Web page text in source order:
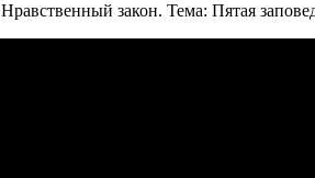
Нравственный закон. Тема: Пятая